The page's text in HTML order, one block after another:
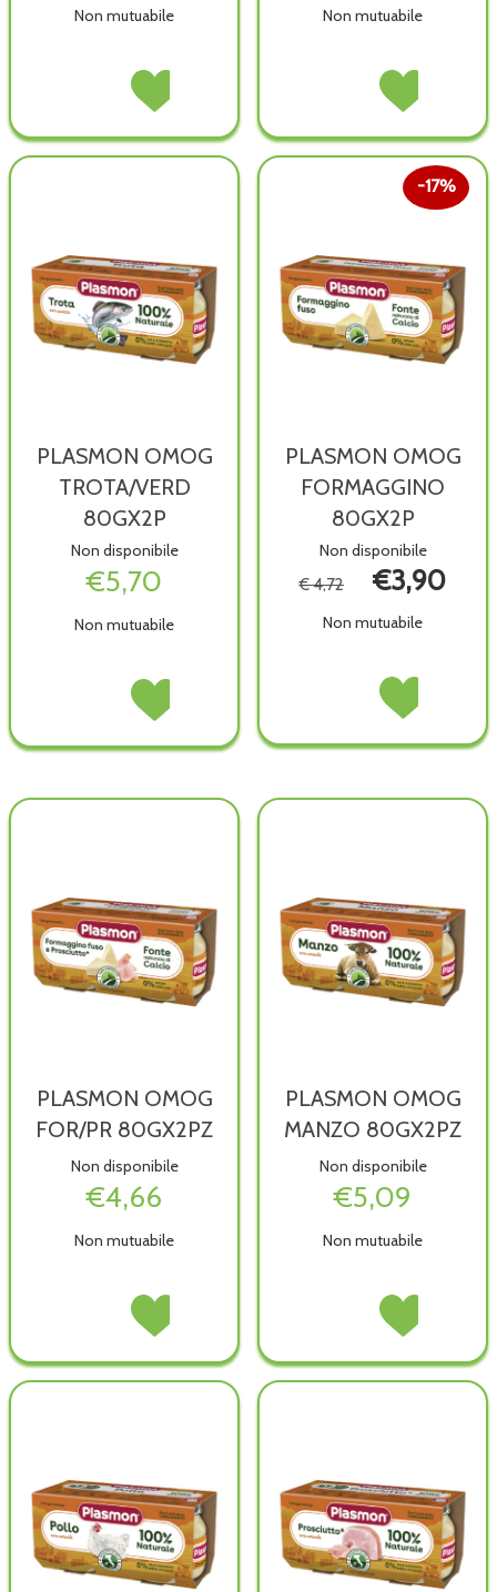
Non mutuabile
PLASMON
CAR/PAT/ZUC80GX2P non
è
Acquista PLASMON
OMOG
CAR/PAT/ZUC80GX2P alla
wishlist
Non mutuabile
PLASMON
80GX2PZ non
Acquista
OMOG
80GX2PZ alla
wishlist
PLASMON OMOG
TROTA/VERD
80GX2P
Non disponibile
€5,70
Non mutuabile
PLASMON
80GX2P non
disponibile
Acquista PLASMON
OMOG
80GX2P alla
PLASMON OMOG
FORMAGGINO
80GX2P
Non disponibile
17%
€ 4,72 €3,90
Non mutuabile
PLASMON
80GX2P non
disponibile
Acquista
OMOG
80GX2P alla
PLASMON OMOG
FOR/PR 80GX2PZ
Non disponibile
€4,66
Non mutuabile
PLASMON
80GX2PZ non
Acquista PLASMON
OMOG
80GX2PZ alla
PLASMON OMOG
MANZO 80GX2PZ
Non disponibile
€5,09
Non mutuabile
PLASMON
80GX2PZ non
Acquista
OMOG
80GX2PZ alla